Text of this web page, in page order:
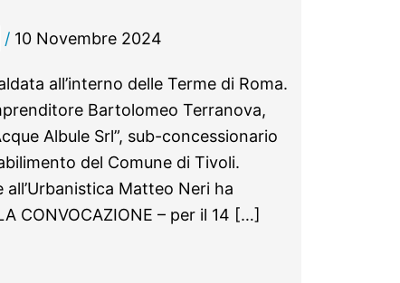
/ 10 Novembre 2024
all’interno delle Terme di Roma.
Bartolomeo Terranova,
Albule Srl”, sub-concessionario
del Comune di Tivoli.
Matteo Neri ha
CONVOCAZIONE – per il 14 […]